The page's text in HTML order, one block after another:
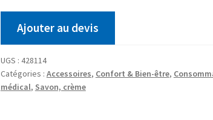
Ajouter au devis
UGS : 428114
Catégories : Accessoires, Confort & Bien-être,
médical, Savon, crème